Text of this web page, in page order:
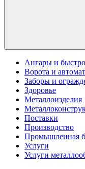
Ангары и
Ворота и
Заборы и
Здоровье
Металлоизделия
Поставки
Производство
Промышленная
Услуги
Услуги